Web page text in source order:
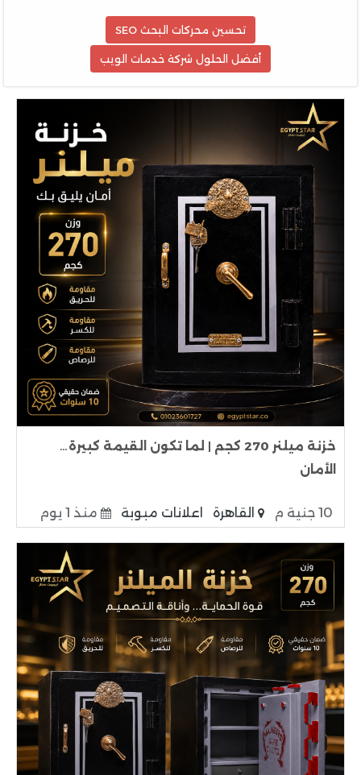
تحسين محركات البحث SEO
أفضل الحلول شركة خدمات الويب
خزنة ميلنر 270 كجم | لما تكون القيمة كبيرة…
الأمان
10 جنية م القاهرة اعلانات مبوبة منذ 1 يوم